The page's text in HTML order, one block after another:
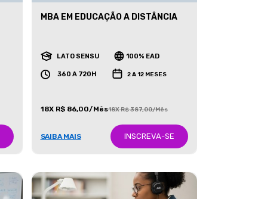
MBA EM EDUCAÇÃO A DISTÂNCIA
LATO SENSU 100% EAD
360 A 720H 2 A 12 MESES
18X R$ 86,00/Mês18X R$ 387,00/Mês
SAIBA MAIS INSCREVA-SE